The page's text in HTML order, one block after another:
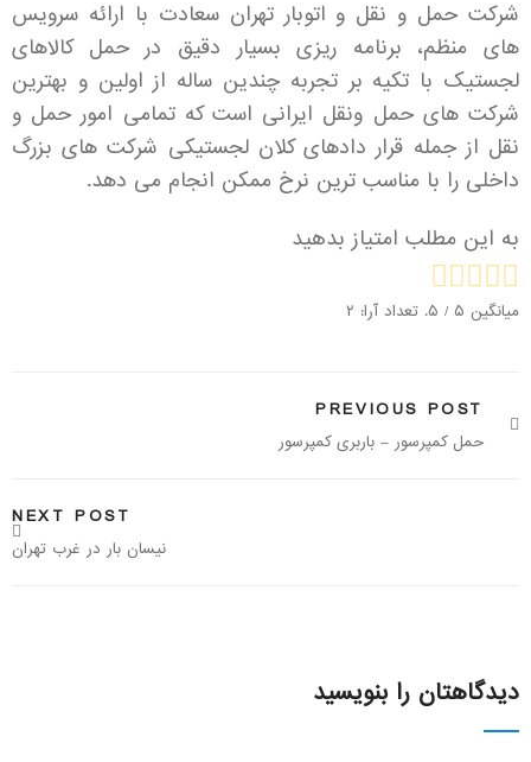
شرکت حمل و نقل و اتوبار تهران سعادت با ارائه سرویس
های منظم، برنامه ریزی بسیار دقیق در حمل کالاهای
لجستیک با تکیه بر تجربه چندین ساله از اولین و بهترین
شرکت های حمل ونقل ایرانی است که تمامی امور حمل و
نقل از جمله قرار دادهای کلان لجستیکی شرکت های بزرگ
داخلی را با مناسب ترین نرخ ممکن انجام می دهد.
به این مطلب امتیاز بدهید
میانگین ۵ / ۵. تعداد آرا: ۲
PREVIOUS POST
حمل کمپرسور – باربری کمپرسور
NEXT POST
نیسان بار در غرب تهران
دیدگاهتان را بنویسید